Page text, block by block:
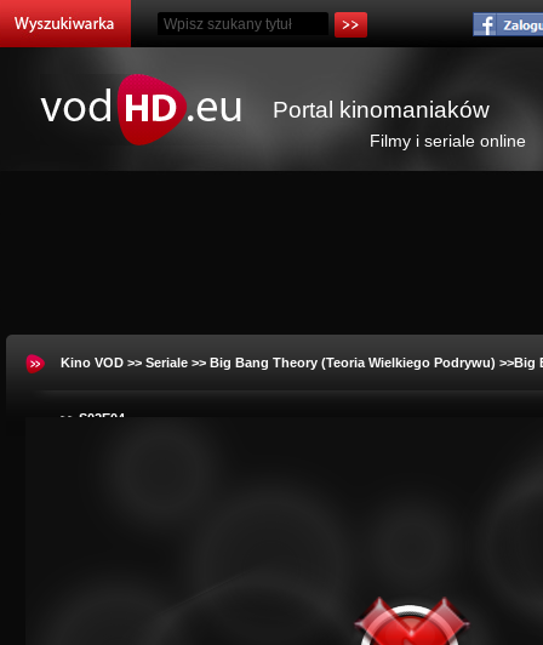
Portal kinomaniaków
Filmy i seriale online
Kino VOD >> Seriale >> Big Bang Theory (Teoria Wielkiego Podrywu) >>Big
>> S02E04